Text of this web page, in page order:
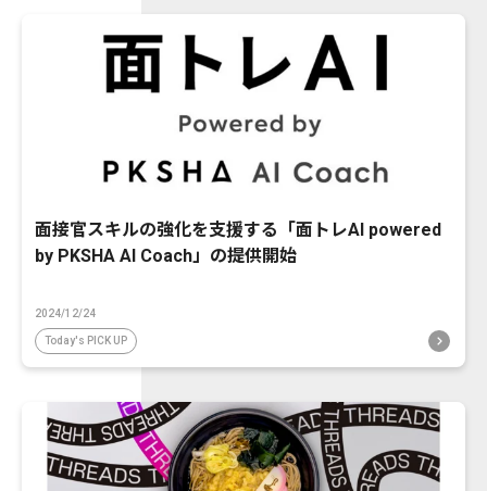
面接官スキルの強化を支援する「面トレAI powered
by PKSHA AI Coach」の提供開始
2024/12/24
Today's PICK UP